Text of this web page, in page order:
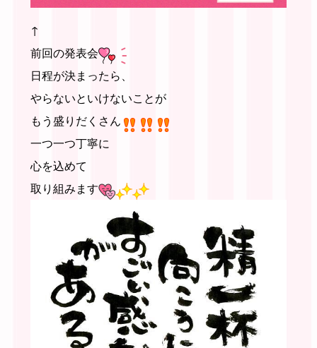
↑
前回の発表会
日程が決まったら、
やらないといけないことが
もう盛りだくさん
一つ一つ丁寧に
心を込めて
取り組みます